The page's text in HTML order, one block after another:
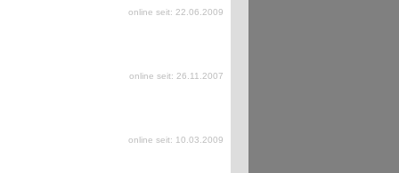
online seit: 22.06.2009
online seit: 26.11.2007
online seit: 10.03.2009